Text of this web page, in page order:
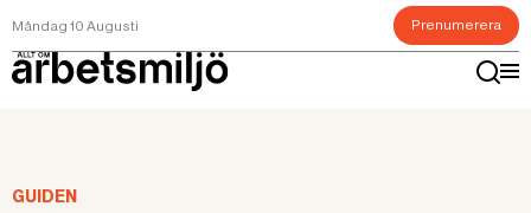
Måndag 10 Augusti Prenumerera
GUIDEN